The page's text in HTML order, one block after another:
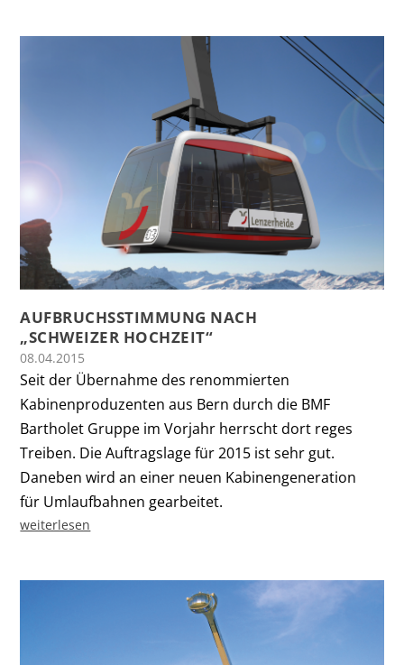
AUFBRUCHSSTIMMUNG NACH
„SCHWEIZER HOCHZEIT“
08.04.2015
Seit der Übernahme des renommierten
Kabinenproduzenten aus Bern durch die BMF
Bartholet Gruppe im Vorjahr herrscht dort reges
Treiben. Die Auftragslage für 2015 ist sehr gut.
Daneben wird an einer neuen Kabinengeneration
für Umlaufbahnen gearbeitet.
weiterlesen